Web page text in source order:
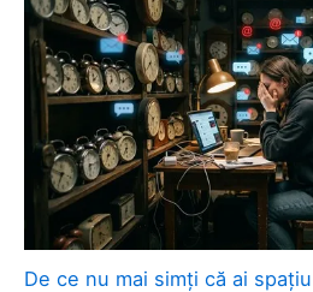
De ce nu mai simți că ai